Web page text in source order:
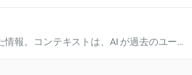
を提供するためにデータベースやユー
報。コンテキストは、AI が過去のユー